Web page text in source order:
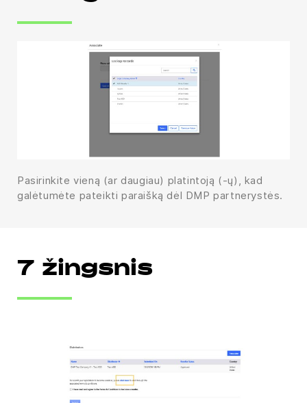
Pasirinkite vieną (ar daugiau) platintoją (-ų), kad
galėtumėte pateikti paraišką dėl DMP partnerystės.
7 žingsnis